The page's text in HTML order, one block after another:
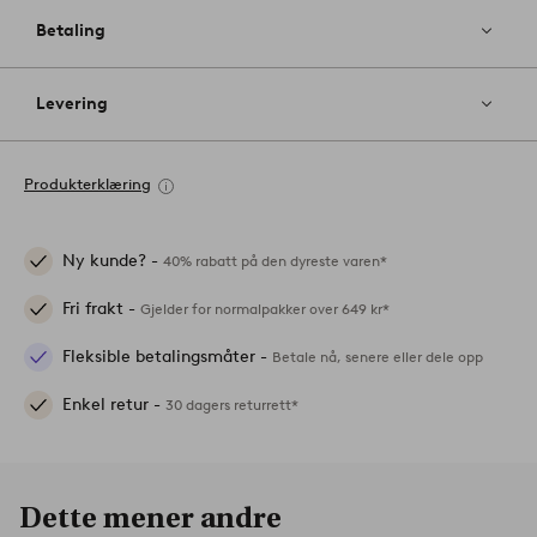
Betaling
Levering
Produkterklæring
Ny kunde? - 40% rabatt på den dyreste varen*
Fri frakt - Gjelder for normalpakker over 649 kr*
Fleksible betalingsmåter - Betale nå, senere eller dele opp
Enkel retur - 30 dagers returrett*
Dette mener andre